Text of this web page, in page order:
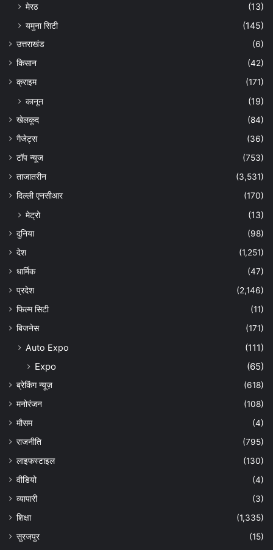
मेरठ
(13)
यमुना सिटी
(145)
उत्तराखंड
(6)
किसान
(42)
क्राइम
(171)
कानून (19)
खेलकूद
(84)
गैजेट्स
(36)
टॉप न्यूज
(753)
ताजातरीन
(3,531)
दिल्ली एनसीआर
(170)
मेट्रो (13)
दुनिया
(98)
देश
(1,251)
धार्मिक
(47)
प्रदेश
(2,146)
फिल्म सिटी
(11)
बिजनेस
(171)
Auto Expo (111)
Expo (65)
ब्रेकिंग न्यूज़
(618)
मनोरंजन
(108)
मौसम
(4)
राजनीति
(795)
लाइफस्टाइल
(130)
वीडियो
(4)
व्यापारी
(3)
शिक्षा
(1,335)
सुरजपुर
(15)